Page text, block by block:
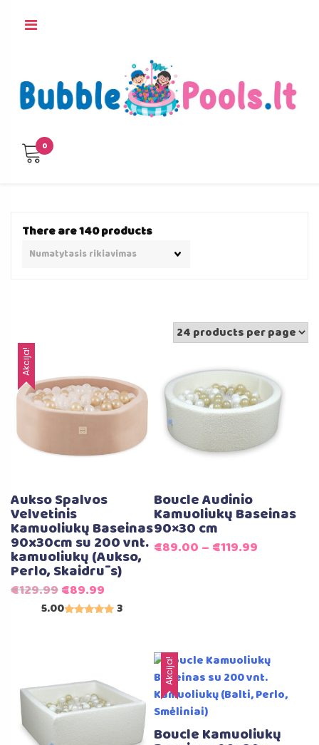
0
There are 140 products
Akcija!
Aukso Spalvos
Velvetinis
Kamuoliukų Baseinas
90x30cm su 200 vnt.
kamuoliukų (Aukso,
Perlo, Skaidrūs)
€129.99Original
price
€89.99
price
5.00 3
Boucle Audinio
Kamuoliukų Baseinas
90×30 cm
€89.00 – €119.99
Akcija!
Boucle Kamuoliukų